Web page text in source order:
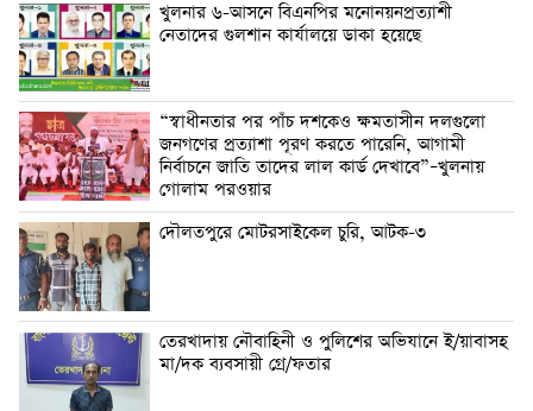
খুলনার ৬-আসনে বিএনপির মনোনয়নপ্রত্যাশী
নেতাদের গুলশান কার্যালয়ে ডাকা হয়েছে
“স্বাধীনতার পর পাঁচ দশকেও ক্ষমতাসীন দলগুলো
জনগণের প্রত্যাশা পূরণ করতে পারেনি, আগামী
নির্বাচনে জাতি তাদের লাল কার্ড দেখাবে”–খুলনায়
গোলাম পরওয়ার
দৌলতপুরে মোটরসাইকেল চুরি, আটক-৩
তেরখাদায় নৌবাহিনী ও পুলিশের অভিযানে ই/য়াবাসহ
মা/দক ব্যবসায়ী গ্রে/ফতার